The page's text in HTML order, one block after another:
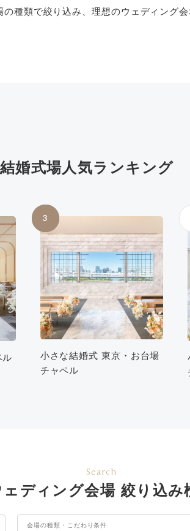
の種類で絞り込み、理想のウェディング会
婚式場人気ランキング
ル
3
小さな結婚式 東京・お台場
チャペル
Search
ェディング会場 絞り込み
会場の種類・こだわり条件